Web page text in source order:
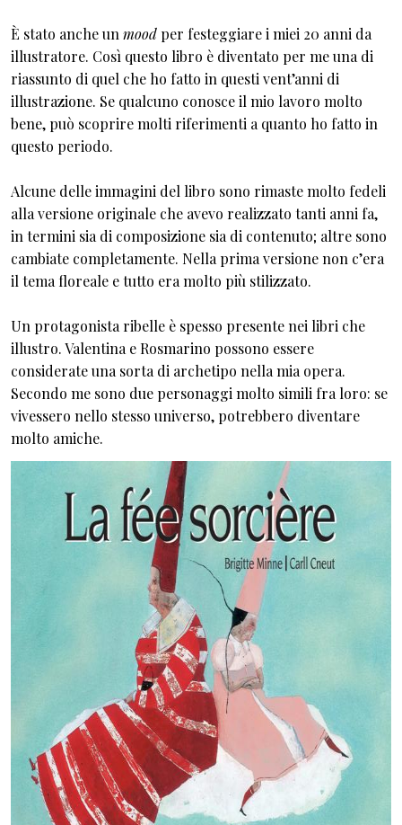
È stato anche un mood per festeggiare i miei 20 anni da
illustratore. Così questo libro è diventato per me una di
riassunto di quel che ho fatto in questi vent’anni di
illustrazione. Se qualcuno conosce il mio lavoro molto
bene, può scoprire molti riferimenti a quanto ho fatto in
questo periodo.
Alcune delle immagini del libro sono rimaste molto fedeli
alla versione originale che avevo realizzato tanti anni fa,
in termini sia di composizione sia di contenuto; altre sono
cambiate completamente. Nella prima versione non c’era
il tema floreale e tutto era molto più stilizzato.
Un protagonista ribelle è spesso presente nei libri che
illustro. Valentina e Rosmarino possono essere
considerate una sorta di archetipo nella mia opera.
Secondo me sono due personaggi molto simili fra loro: se
vivessero nello stesso universo, potrebbero diventare
molto amiche.